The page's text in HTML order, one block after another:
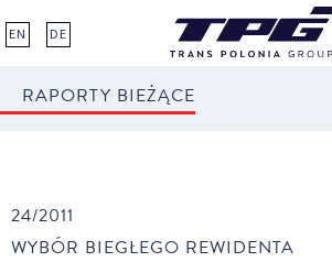
EN DE
RAPORTY BIEŻĄCE
24/2011
WYBÓR BIEGŁEGO REWIDENTA